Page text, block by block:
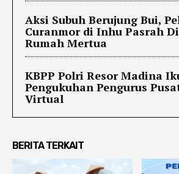
Aksi Subuh Berujung Bui,
Curanmor di Inhu Pasrah
Rumah Mertua
KBPP Polri Resor Madina
Pengukuhan Pengurus
Virtual
BERITA TERKAIT